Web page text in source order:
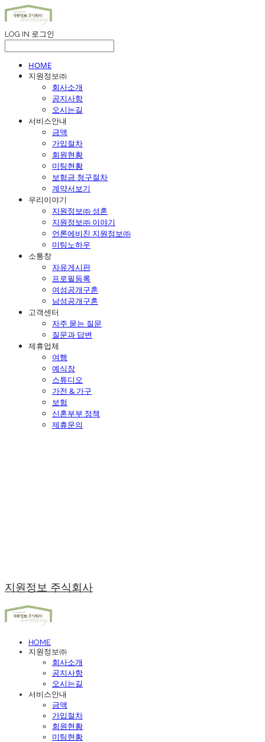
LOG IN 로그인
HOME
지원정보㈜
회사소개
공지사항
오시는길
서비스안내
금액
가입절차
회원현황
미팅현황
보험금 청구절차
계약서보기
우리이야기
지원정보㈜ 성혼
지원정보㈜ 이야기
언론에비친 지원정보㈜
미팅노하우
소통창
자유게시판
프로필등록
여성공개구혼
남성공개구혼
고객센터
자주 묻는 질문
질문과 답변
제휴업체
여행
예식장
스튜디오
가전 & 가구
보험
신혼부부 정책
제휴문의
지원정보 주식회사
HOME
지원정보㈜
회사소개
공지사항
오시는길
서비스안내
금액
가입절차
회원현황
미팅현황